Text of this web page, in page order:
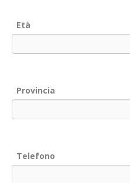
Età
Provincia
Telefono